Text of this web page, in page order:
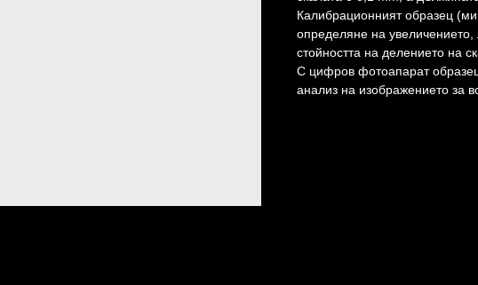
Калибрационният образец
определяне на
стойността на делението на
С цифров фотоапарат
анализ на изображението за